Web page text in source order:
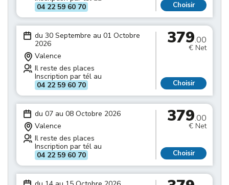
04 22 59 60 70
Choisir
du 30 Septembre au 01 Octobre
2026
Valence
Il reste des places
Inscription par tél au
04 22 59 60 70
379.00
€ Net
Choisir
du 07 au 08 Octobre 2026
Valence
Il reste des places
Inscription par tél au
04 22 59 60 70
379.00
€ Net
Choisir